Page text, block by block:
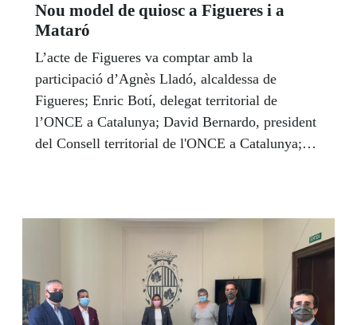
Nou model de quiosc a Figueres i a
Mataró
L’acte de Figueres va comptar amb la
participació d’Agnès Lladó, alcaldessa de
Figueres; Enric Botí, delegat territorial de
l’ONCE a Catalunya; David Bernardo, president
del Consell territorial de l'ONCE a Catalunya;
participar David Bote, alcalde de Mataró; Àngel
Ávila, sotsdelegat territorial de l’ONCE a
Catalunya; José Miguel Jiménez, director de
l’ONCE a Mataró i la venedora dels productes de
joc de l’Organització, Mercedes Sureda.